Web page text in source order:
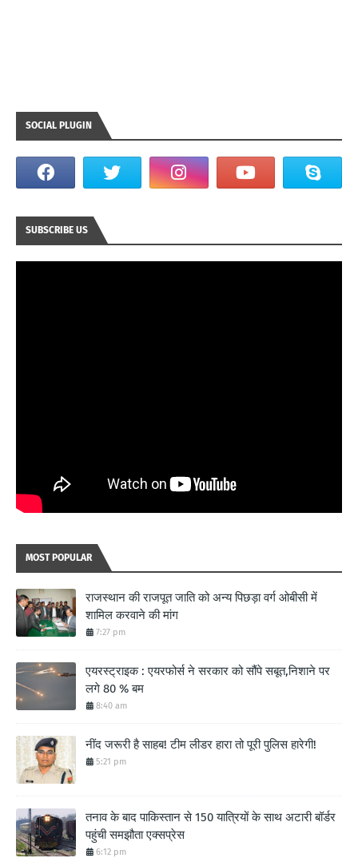
SOCIAL PLUGIN
SUBSCRIBE US
MOST POPULAR
राजस्थान की राजपूत जाति को अन्य पिछड़ा वर्ग ओबीसी में
शामिल करवाने की मांग
7:27 pm
एयरस्ट्राइक : एयरफोर्स ने सरकार को सौंपे सबूत,निशाने पर
लगे 80 % बम
8:40 am
नींद जरूरी है साहब! टीम लीडर हारा तो पूरी पुलिस हारेगी!
5:21 pm
तनाव के बाद पाकिस्तान से 150 यात्रियों के साथ अटारी बॉर्डर
पहुंची समझौता एक्सप्रेस
6:12 pm